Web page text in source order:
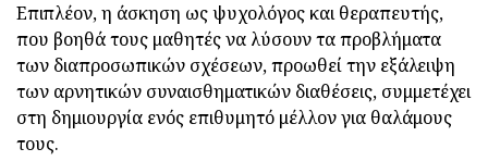
Επιπλέον, η άσκηση ως ψυχολόγος και θεραπευτής,
που βοηθά τους μαθητές να λύσουν τα προβλήματα
των διαπροσωπικών σχέσεων, προωθεί την εξάλειψη
των αρνητικών συναισθηματικών διαθέσεις, συμμετέχει
στη δημιουργία ενός επιθυμητό μέλλον για θαλάμους
τους.